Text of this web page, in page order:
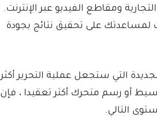
ومقاطع الفيديو عبر الإنترنت.
لمساعدتك على تحقيق نتائج بجودة
التي ستجعل عملية التحرير أكثر
أو رسم متحرك أكثر تعقيدا ، فإن